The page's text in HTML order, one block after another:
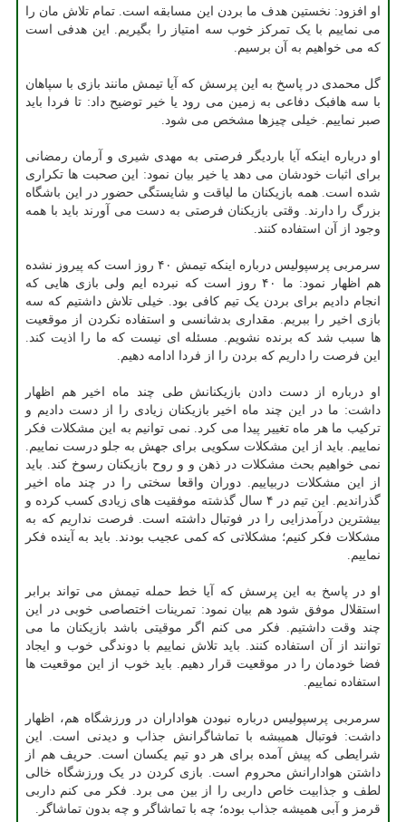
او افزود: نخستین هدف ما بردن این مسابقه است. تمام تلاش مان را
می نماییم با یک تمرکز خوب سه امتیاز را بگیریم. این هدفی است
که می خواهیم به آن برسیم.
گل محمدی در پاسخ به این پرسش که آیا تیمش مانند بازی با سپاهان
با سه هافبک دفاعی به زمین می رود یا خیر توضیح داد: تا فردا باید
صبر نماییم. خیلی چیزها مشخص می شود.
او درباره اینکه آیا باردیگر فرصتی به مهدی شیری و آرمان رمضانی
برای اثبات خودشان می دهد یا خیر بیان نمود: این صحبت ها تکراری
شده است. همه بازیکنان ما لیاقت و شایستگی حضور در این باشگاه
بزرگ را دارند. وقتی بازیکنان فرصتی به دست می آورند باید با همه
وجود از آن استفاده کنند.
سرمربی پرسپولیس درباره اینکه تیمش ۴۰ روز است که پیروز نشده
هم اظهار نمود: ما ۴۰ روز است که نبرده ایم ولی بازی هایی که
انجام دادیم برای بردن یک تیم کافی بود. خیلی تلاش داشتیم که سه
بازی اخیر را ببریم. مقداری بدشانسی و استفاده نکردن از موقعیت
ها سبب شد که برنده نشویم. مسئله ای نیست که ما را اذیت کند.
این فرصت را داریم که بردن را از فردا ادامه دهیم.
او درباره از دست دادن بازیکنانش طی چند ماه اخیر هم اظهار
داشت: ما در این چند ماه اخیر بازیکنان زیادی را از دست دادیم و
ترکیب ما هر ماه تغییر پیدا می کرد. نمی توانیم به این مشکلات فکر
نماییم. باید از این مشکلات سکویی برای جهش به جلو درست نماییم.
نمی خواهیم بحث مشکلات در ذهن و و روح بازیکنان رسوخ کند. باید
از این مشکلات دربیاییم. دوران واقعا سختی را در چند ماه اخیر
گذراندیم. این تیم در ۴ سال گذشته موفقیت های زیادی کسب کرده و
بیشترین درآمدزایی را در فوتبال داشته است. فرصت نداریم که به
مشکلات فکر کنیم؛ مشکلاتی که کمی عجیب بودند. باید به آینده فکر
نماییم.
او در پاسخ به این پرسش که آیا خط حمله تیمش می تواند برابر
استقلال موفق شود هم بیان نمود: تمرینات اختصاصی خوبی در این
چند وقت داشتیم. فکر می کنم اگر موقیتی باشد بازیکنان ما می
توانند از آن استفاده کنند. باید تلاش نماییم با دوندگی خوب و ایجاد
فضا خودمان را در موقعیت قرار دهیم. باید خوب از این موقعیت ها
استفاده نماییم.
سرمربی پرسپولیس درباره نبودن هواداران در ورزشگاه هم، اظهار
داشت: فوتبال همیبشه با تماشاگرانش جذاب و دیدنی است. این
شرایطی که پیش آمده برای هر دو تیم یکسان است. حریف هم از
داشتن هوادارانش محروم است. بازی کردن در یک ورزشگاه خالی
لطف و جذابیت خاص داربی را از بین می برد. فکر می کنم داربی
قرمز و آبی همیشه جذاب بوده؛ چه با تماشاگر و چه بدون تماشاگر.